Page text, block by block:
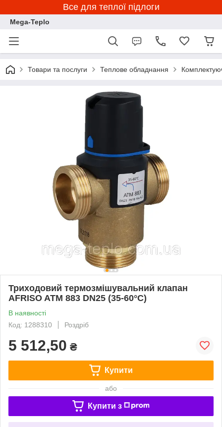
Все для теплої підлоги
Mega-Teplo
Товари та послуги Теплове обладнання
Триходовий термозмішувальний клапан
AFRISO ATM 883 DN25 (35-60°C)
В наявності
Код: 1288310
Роздріб
5 512,50 ₴
Купити
або
Купити з